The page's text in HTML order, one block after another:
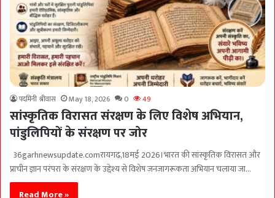
पदमिनी श्रीवास May 18, 2026 0 49
सांस्कृतिक विरासत संरक्षण के लिए विशेष अभियान,
पांडुलिपियों के संरक्षण पर जोर
36garhnewsupdate.comरायगढ़,18मई 2026।भारत की सांस्कृतिक विरासत और
प्राचीन ज्ञान परंपरा के संरक्षण के उद्देश्य से विशेष जनजागरूकता अभियान चलाया जा…
Read More »